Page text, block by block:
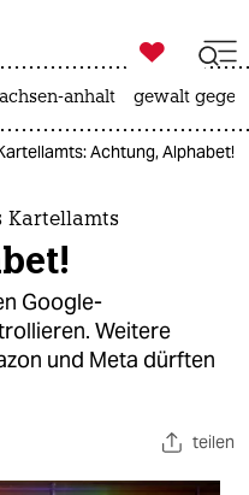

taz zahl ich
anhalt gewalt
Achtung, Alphabet!
Kartellamts
Google-
Weitere
und Meta dürften
teilen